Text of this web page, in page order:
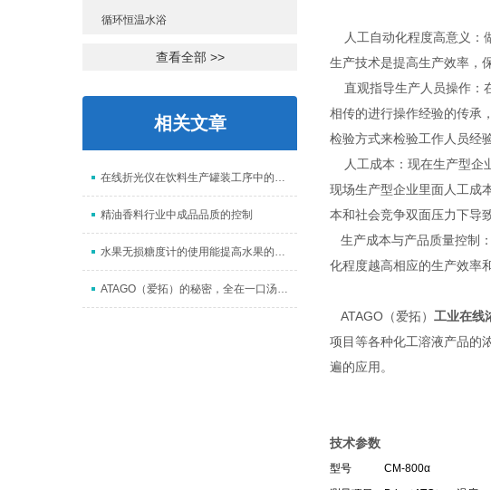
循环恒温水浴
查看全部 >>
相关文章
在线折光仪在饮料生产罐装工序中的应用
精油香料行业中成品品质的控制
水果无损糖度计的使用能提高水果的种植品质
ATAGO（爱拓）的秘密，全在一口汤里！
人工自动化程度高意义：
生产技术是提高生产效率，
直观指导生产人员操作：
相传的进行操作经验的传承
检验方式来检验工作人员经
人工成本：现在生产型企
现场生产型企业里面人工成
本和社会竞争双面压力下导
生产成本与产品质量控制
化程度越高相应的生产效率
ATAGO（爱拓） 工业在线
项目等各种化工溶液产品的
遍的应用。
技术参数
型号
CM-800α